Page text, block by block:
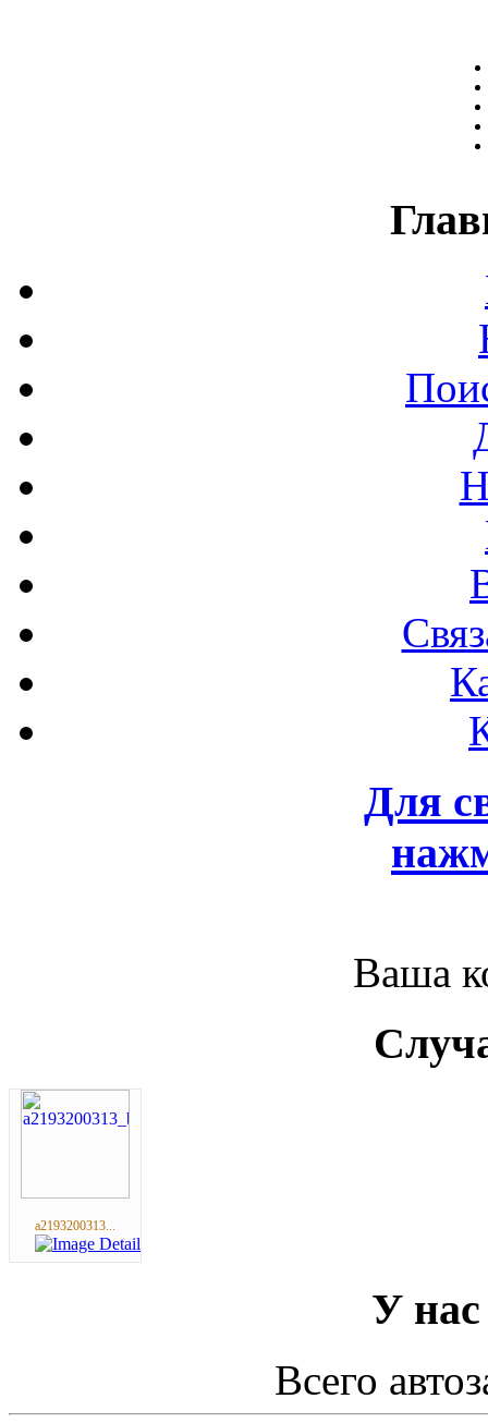
Для
Ваша
a2193200313...
У
Всего